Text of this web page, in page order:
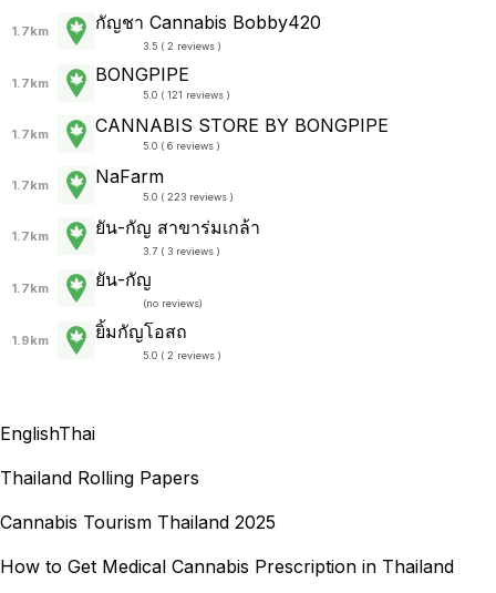
1.7km กัญชา Cannabis Bobby420
3.5 ( 2 reviews )
1.7km BONGPIPE
5.0 ( 121 reviews )
1.7km CANNABIS STORE BY BONGPIPE
5.0 ( 6 reviews )
1.7km NaFarm
5.0 ( 223 reviews )
1.7km ยัน-กัญ สาขาร่มเกล้า
3.7 ( 3 reviews )
1.7km ยัน-กัญ
(no reviews)
1.9km ยิ้มกัญโอสถ
5.0 ( 2 reviews )
EnglishThai
Thailand Rolling Papers
Cannabis Tourism Thailand 2025
How to Get Medical Cannabis Prescription in Thailand